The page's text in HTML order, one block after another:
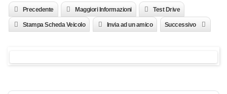
Precedente Maggiori Informazioni Test Drive
Stampa Scheda Veicolo Invia ad un amico Successivo